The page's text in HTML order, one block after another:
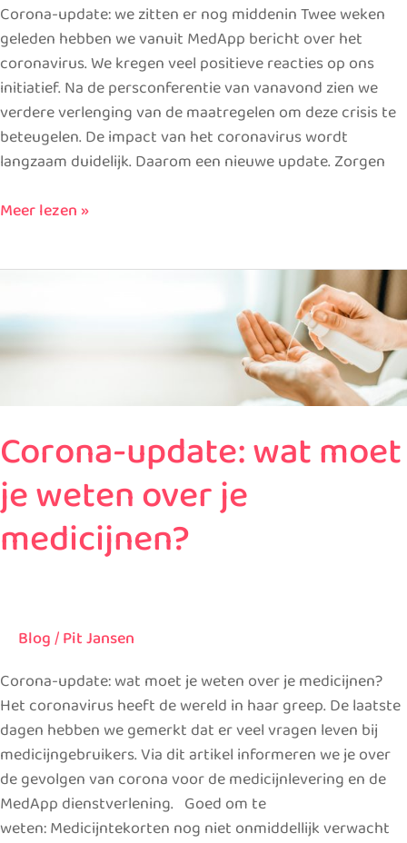
Corona-update: we zitten er nog middenin Twee weken
geleden hebben we vanuit MedApp bericht over het
coronavirus. We kregen veel positieve reacties op ons
initiatief. Na de persconferentie van vanavond zien we
verdere verlenging van de maatregelen om deze crisis te
beteugelen. De impact van het coronavirus wordt
langzaam duidelijk. Daarom een nieuwe update. Zorgen
Meer lezen »
Corona-update: wat moet
je weten over je
medicijnen?
Blog/Pit Jansen
Corona-update: wat moet je weten over je medicijnen?
Het coronavirus heeft de wereld in haar greep. De laatste
dagen hebben we gemerkt dat er veel vragen leven bij
medicijngebruikers. Via dit artikel informeren we je over
de gevolgen van corona voor de medicijnlevering en de
MedApp dienstverlening. Goed om te
weten: Medicijntekorten nog niet onmiddellijk verwacht
wat
moet
je
medicijnen?